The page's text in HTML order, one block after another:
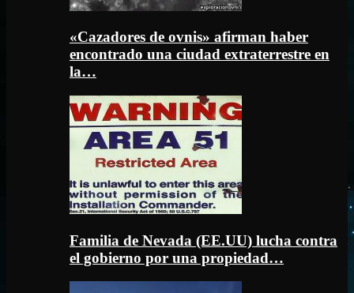
«Cazadores de ovnis» afirman haber
encontrado una ciudad extraterrestre en
la…
Familia de Nevada (EE.UU) lucha contra
el gobierno por una propiedad…